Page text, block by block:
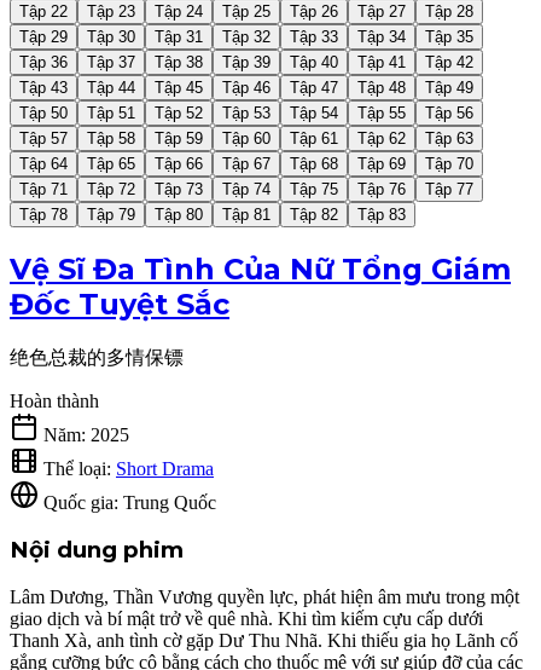
Tập 22
Tập 23 Tập 24 Tập 25 Tập 26 Tập 27
Tập 28
Tập 29
Tập 30 Tập 31 Tập 32 Tập 33 Tập 34
Tập 35
Tập 36
Tập 37 Tập 38 Tập 39 Tập 40 Tập 41
Tập 42
Tập 43
Tập 44 Tập 45 Tập 46 Tập 47 Tập 48
Tập 49
Tập 50
Tập 51 Tập 52 Tập 53 Tập 54 Tập 55
Tập 56
Tập 57
Tập 58 Tập 59 Tập 60 Tập 61 Tập 62
Tập 63
Tập 64
Tập 65 Tập 66 Tập 67 Tập 68 Tập 69
Tập 70
Tập 71
Tập 72 Tập 73 Tập 74 Tập 75 Tập 76
Tập 77
Tập 78
Tập 79 Tập 80 Tập 81 Tập 82 Tập 83
Vệ Sĩ Đa Tình Của Nữ Tổng Giám
Đốc Tuyệt Sắc
绝色总裁的多情保镖
Hoàn thành
Năm: 2025
Thể loại: Short Drama
Quốc gia: Trung Quốc
Nội dung phim
Lâm Dương, Thần Vương quyền lực, phát hiện âm mưu trong một
giao dịch và bí mật trở về quê nhà. Khi tìm kiếm cựu cấp dưới
Thanh Xà, anh tình cờ gặp Dư Thu Nhã. Khi thiếu gia họ Lãnh cố
gắng cưỡng bức cô bằng cách cho thuốc mê với sự giúp đỡ của các